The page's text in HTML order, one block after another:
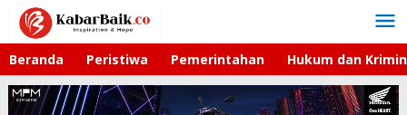
Lewati
konten
Beranda Peristiwa Pemerintahan Hukum dan